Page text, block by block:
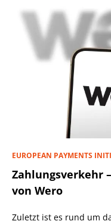
EUROPEAN PAYMENTS
Zahlungsverkehr
von Wero
Zuletzt ist es rund um